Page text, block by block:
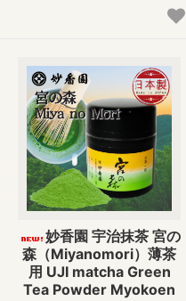
妙香園 宇治抹茶 宮の
森（Miyanomori）薄茶
用 UJI matcha Green
Tea Powder Myokoen